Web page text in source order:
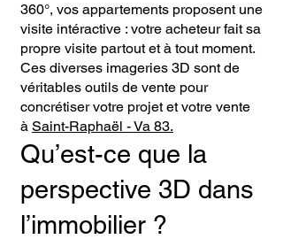
360°, vos appartements proposent une
visite intéractive : votre acheteur fait sa
propre visite partout et à tout moment.
Ces diverses imageries 3D sont de
véritables outils de vente pour
concrétiser votre projet et votre vente
à Saint-Raphaël - Va 83.
Qu’est-ce que la
perspective 3D dans
l’immobilier ?